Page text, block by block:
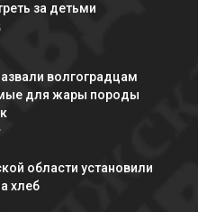
за детьми
волгоградцам
для жары породы
области установили
хлеб